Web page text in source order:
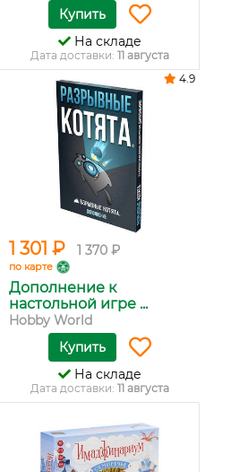
Купить
На складе
Дата доставки: 11 августа
1 301 ₽ 1 370 ₽
по карте
Дополнение к
настольной игре ...
Hobby World
4.9
Купить
На складе
Дата доставки: 11 августа